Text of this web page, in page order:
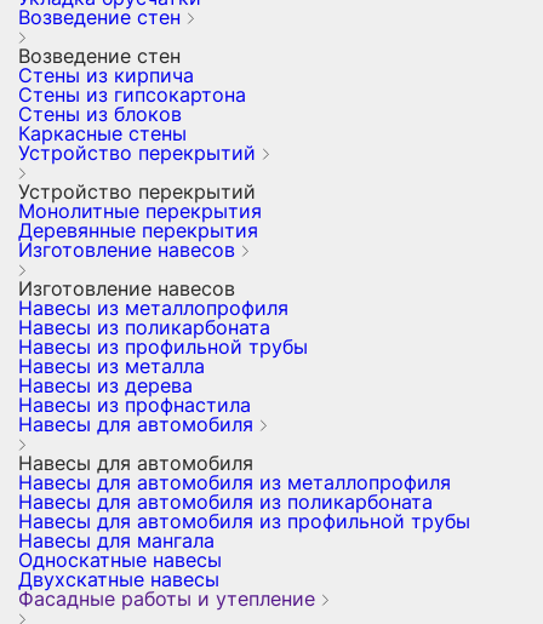
Возведение стен
Возведение стен
Стены из кирпича
Стены из гипсокартона
Стены из блоков
Каркасные стены
Устройство перекрытий
Устройство перекрытий
Монолитные перекрытия
Деревянные перекрытия
Изготовление навесов
Изготовление навесов
Навесы из металлопрофиля
Навесы из поликарбоната
Навесы из профильной трубы
Навесы из металла
Навесы из дерева
Навесы из профнастила
Навесы для автомобиля
Навесы для автомобиля
Навесы для автомобиля из металлопрофиля
Навесы для автомобиля из поликарбоната
Навесы для автомобиля из профильной трубы
Навесы для мангала
Односкатные навесы
Двухскатные навесы
Фасадные работы и утепление